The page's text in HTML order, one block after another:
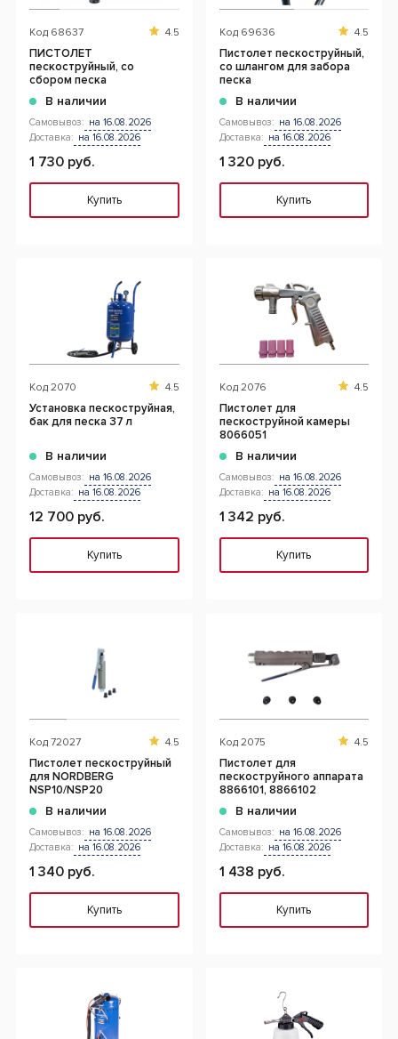
Код 68637 4.5
ПИСТОЛЕТ
пескоструйный, со
сбором песка
В наличии
Самовывоз: на 16.08.2026
Доставка: на 16.08.2026
1 730 руб.
Купить
Код 69636 4.5
Пистолет пескоструйный,
со шлангом для забора
песка
В наличии
Самовывоз: на 16.08.2026
Доставка: на 16.08.2026
1 320 руб.
Купить
Код 2070 4.5
Установка пескоструйная,
бак для песка 37 л
В наличии
Самовывоз: на 16.08.2026
Доставка: на 16.08.2026
12 700 руб.
Купить
Код 2076 4.5
Пистолет для
пескоструйной камеры
8066051
В наличии
Самовывоз: на 16.08.2026
Доставка: на 16.08.2026
1 342 руб.
Купить
Код 72027 4.5
Пистолет пескоструйный
для NORDBERG
NSP10/NSP20
В наличии
Самовывоз: на 16.08.2026
Доставка: на 16.08.2026
1 340 руб.
Купить
Код 2075 4.5
Пистолет для
пескоструйного аппарата
8866101, 8866102
В наличии
Самовывоз: на 16.08.2026
Доставка: на 16.08.2026
1 438 руб.
Купить